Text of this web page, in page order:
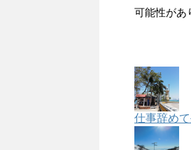
可能性があ
仕事辞め